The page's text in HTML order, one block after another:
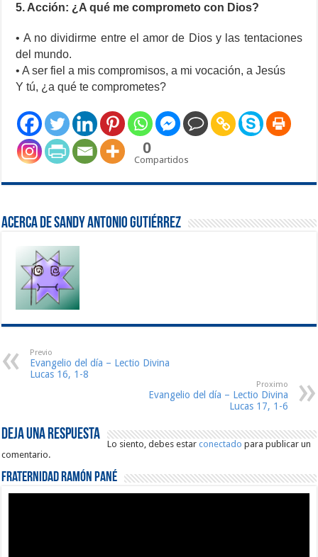
5. Acción: ¿A qué me comprometo con Dios?
• A no dividirme entre el amor de Dios y las tentaciones
del mundo.
• A ser fiel a mis compromisos, a mi vocación, a Jesús
Y tú, ¿a qué te comprometes?
0
Compartidos
Acerca de Sandy Antonio Gutiérrez
Previo
Evangelio del día – Lectio Divina
Lucas 16, 1-8
Proximo
Evangelio del día – Lectio Divina
Lucas 17, 1-6
Deja una respuesta
Lo siento, debes estarconectado para publicar un
comentario.
Fraternidad Ramón Pané